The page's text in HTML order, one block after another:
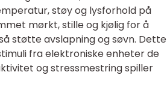
støy og lysforhold på
mørkt, stille og kjølig for å
støtte avslapning og søvn. Dette
fra elektroniske enheter de
og stressmestring spiller